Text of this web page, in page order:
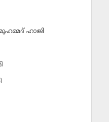
ഹാജി